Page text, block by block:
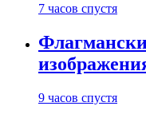
7 часов спустя
9 часов спустя